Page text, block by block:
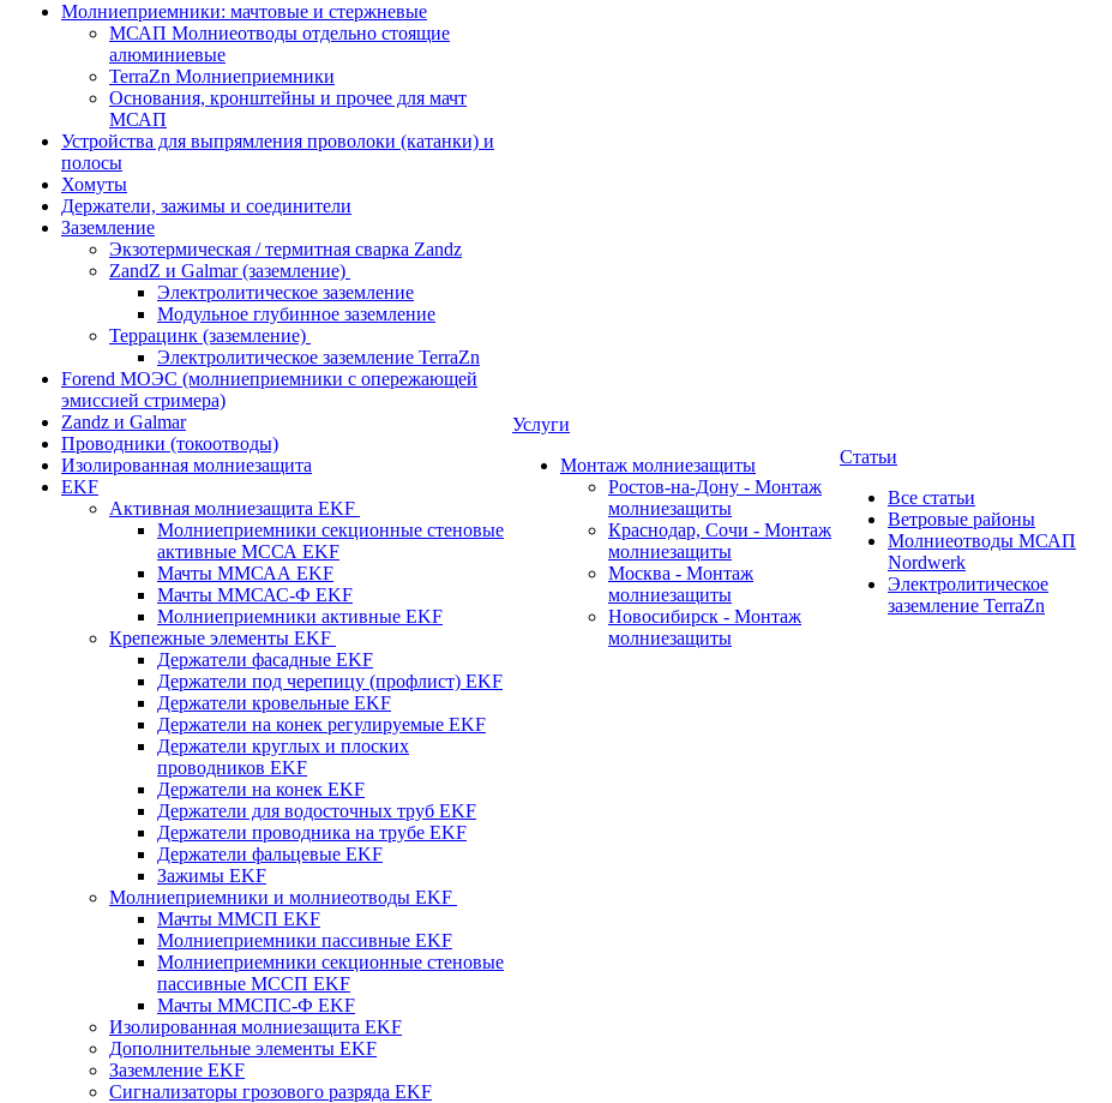
Молниеприемники: мачтовые и стержневые
МСАП Молниеотводы отдельно стоящие
алюминиевые
TerraZn Молниеприемники
Основания, кронштейны и прочее для мачт
МСАП
Устройства для выпрямления проволоки (катанки) и
полосы
Хомуты
Держатели, зажимы и соединители
Заземление
Экзотермическая / термитная сварка Zandz
ZandZ и Galmar (заземление)
Электролитическое заземление
Модульное глубинное заземление
Террацинк (заземление)
Электролитическое заземление TerraZn
Forend МОЭС (молниеприемники с опережающей
эмиссией стримера)
Zandz и Galmar
Проводники (токоотводы)
Изолированная молниезащита
EKF
Активная молниезащита EKF
Молниеприемники секционные стеновые
активные МССА EKF
Мачты ММСАА EKF
Мачты ММСАС-Ф EKF
Молниеприемники активные EKF
Крепежные элементы EKF
Держатели фасадные EKF
Держатели под черепицу (профлист) EKF
Держатели кровельные EKF
Держатели на конек регулируемые EKF
Держатели круглых и плоских
проводников EKF
Держатели на конек EKF
Держатели для водосточных труб EKF
Держатели проводника на трубе EKF
Держатели фальцевые EKF
Зажимы EKF
Молниеприемники и молниеотводы EKF
Мачты ММСП EKF
Молниеприемники пассивные EKF
Молниеприемники секционные стеновые
пассивные МССП EKF
Мачты ММСПС-Ф EKF
Изолированная молниезащита EKF
Дополнительные элементы EKF
Заземление EKF
Сигнализаторы грозового разряда EKF
Услуги
Монтаж молниезащиты
Ростов-на-Дону - Монтаж
молниезащиты
Краснодар, Сочи - Монтаж
молниезащиты
Москва - Монтаж
молниезащиты
Новосибирск - Монтаж
молниезащиты
Статьи
Все статьи
Ветровые районы
Молниеотводы МСАП
Nordwerk
Электролитическое
заземление TerraZn